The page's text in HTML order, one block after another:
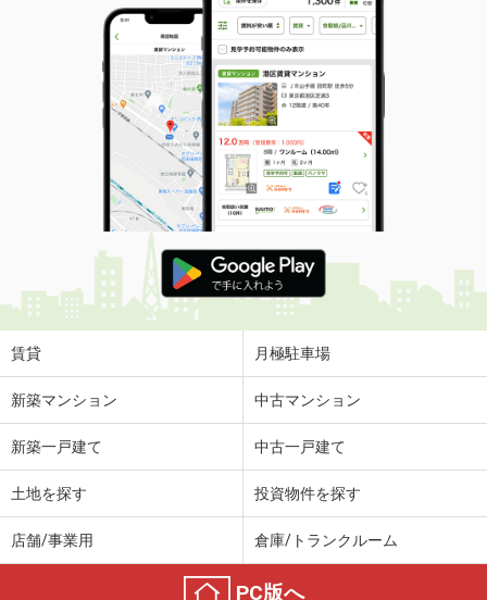
賃貸 月極駐車場
新築マンション 中古マンション
新築一戸建て 中古一戸建て
土地を探す 投資物件を探す
店舗/事業用 倉庫/トランクルーム
PC版へ